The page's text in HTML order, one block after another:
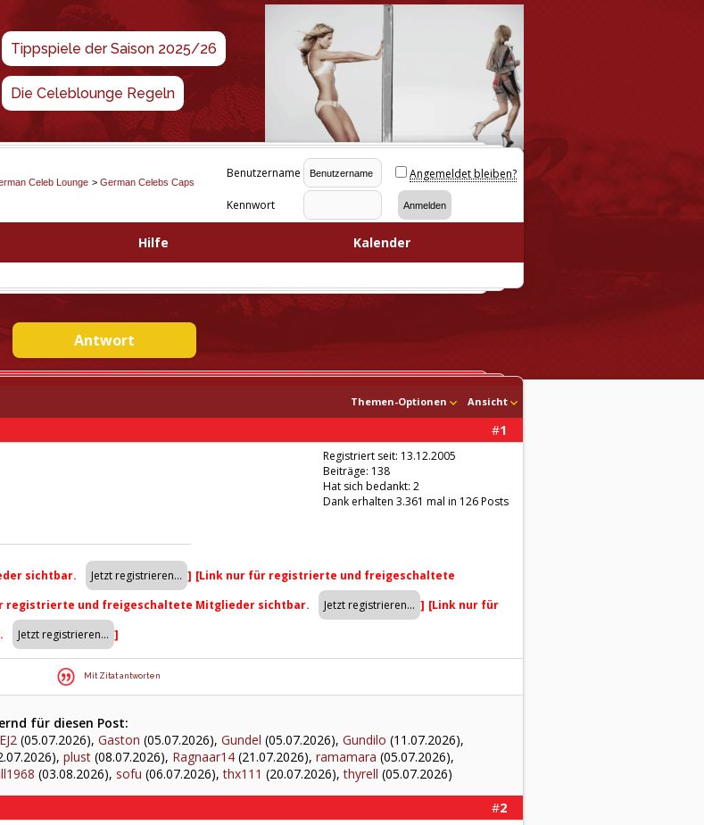
Tippspiele der Saison 2025/26
Die Celeblounge Regeln
Celeb Lounge > German Celebs Caps
Benutzername Angemeldet bleiben?
Kennwort
Hilfe Kalender
Antwort
Themen-Optionen Ansicht
#1
Registriert seit: 13.12.2005
Beiträge: 138
Hat sich bedankt: 2
Dank erhalten 3.361 mal in 126 Posts
sichtbar. ] [Link nur für registrierte und freigeschaltete
registrierte und freigeschaltete Mitglieder sichtbar. ] [Link nur für
]
Mit Zitat antworten
für diesen Post:
(05.07.2026), Gaston (05.07.2026), Gundel (05.07.2026), Gundilo (11.07.2026),
plust (08.07.2026), Ragnaar14 (21.07.2026), ramamara (05.07.2026),
(03.08.2026), sofu (06.07.2026),thx111 (20.07.2026),thyrell (05.07.2026)
#2